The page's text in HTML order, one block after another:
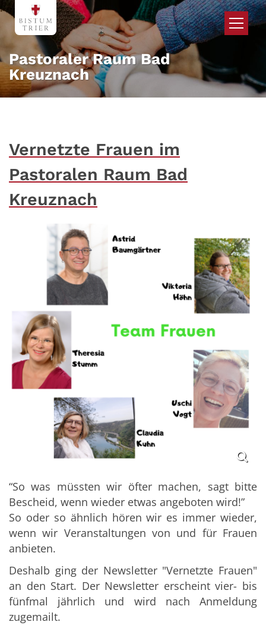
Zum Inhalt springen
Pastoraler Raum Bad
Kreuznach
Vernetzte Frauen im
Pastoralen Raum Bad
Kreuznach
“So was müssten wir öfter machen, sagt bitte
Bescheid, wenn wieder etwas angeboten wird!”
So oder so ähnlich hören wir es immer wieder,
wenn wir Veranstaltungen von und für Frauen
anbieten.
Deshalb ging der Newsletter "Vernetzte Frauen"
an den Start. Der Newsletter erscheint vier- bis
fünfmal jährlich und wird nach Anmeldung
zugemailt.